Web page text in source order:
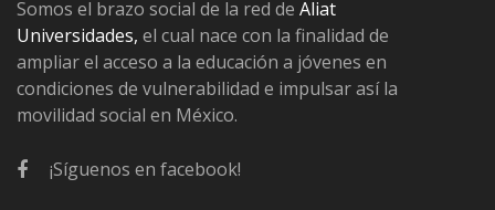
Somos el brazo social de la red de Aliat
Universidades, el cual nace con la finalidad de
ampliar el acceso a la educación a jóvenes en
condiciones de vulnerabilidad e impulsar así la
movilidad social en México.
¡Síguenos en facebook!